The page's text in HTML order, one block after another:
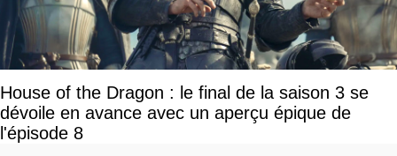
House of the Dragon : le final de la saison 3 se
dévoile en avance avec un aperçu épique de
l'épisode 8